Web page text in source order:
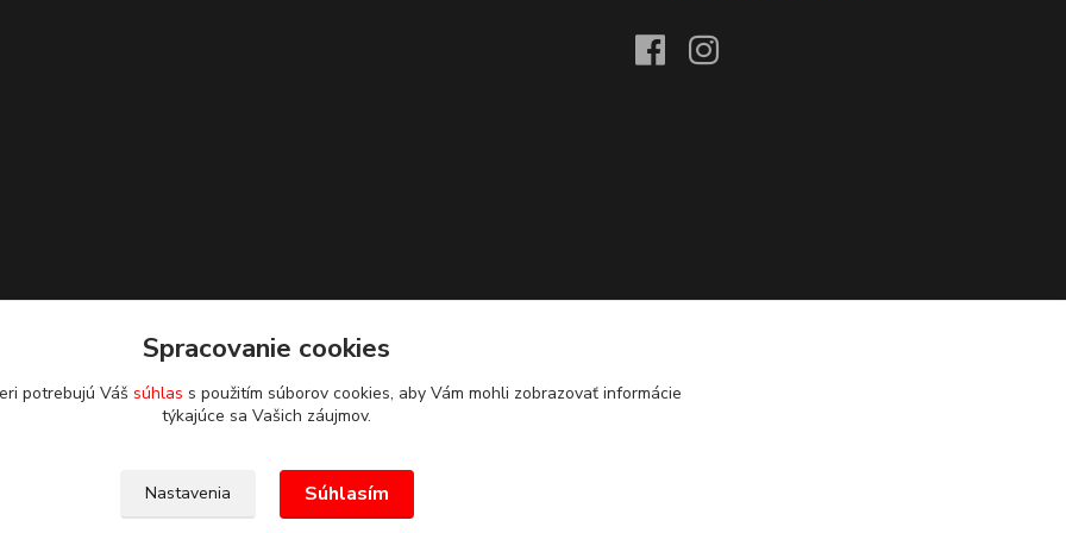
Spracovanie cookies
potrebujú Váš súhlas s použitím súborov cookies, aby Vám mohli zobrazovať informácie
týkajúce sa Vašich záujmov.
Nastavenia Súhlasím